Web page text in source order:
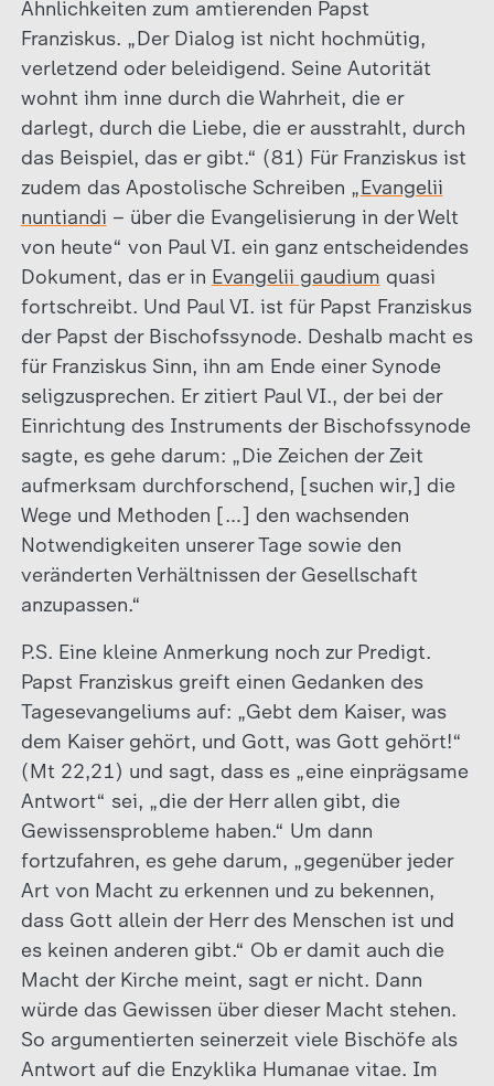
Ähnlichkeiten zum amtierenden Papst
Franziskus. „Der Dialog ist nicht hochmütig,
verletzend oder beleidigend. Seine Autorität
wohnt ihm inne durch die Wahrheit, die er
darlegt, durch die Liebe, die er ausstrahlt, durch
das Beispiel, das er gibt.“ (81) Für Franziskus ist
zudem das Apostolische Schreiben „Evangelii
nuntiandi – über die Evangelisierung in der Welt
von heute“ von Paul VI. ein ganz entscheidendes
Dokument, das er in Evangelii gaudium quasi
fortschreibt. Und Paul VI. ist für Papst Franziskus
der Papst der Bischofssynode. Deshalb macht es
für Franziskus Sinn, ihn am Ende einer Synode
seligzusprechen. Er zitiert Paul VI., der bei der
Einrichtung des Instruments der Bischofssynode
sagte, es gehe darum: „Die Zeichen der Zeit
aufmerksam durchforschend, [suchen wir,] die
Wege und Methoden […] den wachsenden
Notwendigkeiten unserer Tage sowie den
veränderten Verhältnissen der Gesellschaft
anzupassen.“
P.S. Eine kleine Anmerkung noch zur Predigt.
Papst Franziskus greift einen Gedanken des
Tagesevangeliums auf: „Gebt dem Kaiser, was
dem Kaiser gehört, und Gott, was Gott gehört!“
(Mt 22,21) und sagt, dass es „eine einprägsame
Antwort“ sei, „die der Herr allen gibt, die
Gewissensprobleme haben.“ Um dann
fortzufahren, es gehe darum, „gegenüber jeder
Art von Macht zu erkennen und zu bekennen,
dass Gott allein der Herr des Menschen ist und
es keinen anderen gibt.“ Ob er damit auch die
Macht der Kirche meint, sagt er nicht. Dann
würde das Gewissen über dieser Macht stehen.
So argumentierten seinerzeit viele Bischöfe als
Antwort auf die Enzyklika Humanae vitae. Im